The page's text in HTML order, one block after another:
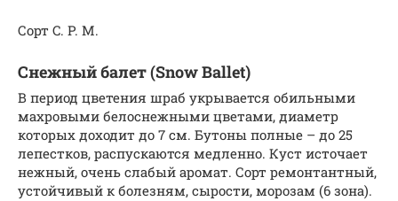
Сорт C. P. M.
Снежный балет (Snow Ballet)
В период цветения шраб укрывается обильными
махровыми белоснежными цветами, диаметр
которых доходит до 7 см. Бутоны полные – до 25
лепестков, распускаются медленно. Куст источает
нежный, очень слабый аромат. Сорт ремонтантный,
устойчивый к болезням, сырости, морозам (6 зона).